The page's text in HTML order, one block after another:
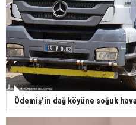
Ödemiş’in dağ köyüne soğuk